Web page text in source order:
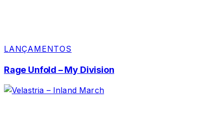
LANÇAMENTOS
Rage Unfold – My Division